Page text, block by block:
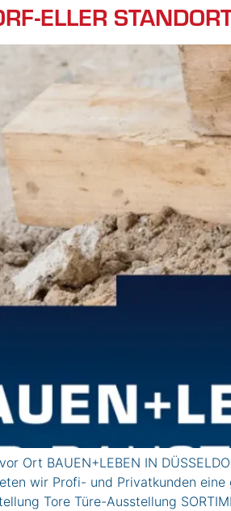
ELLER
Ort BAUEN+LEBEN IN
wir Profi- und Privatkunden eine
Tore Türe-Ausstellung